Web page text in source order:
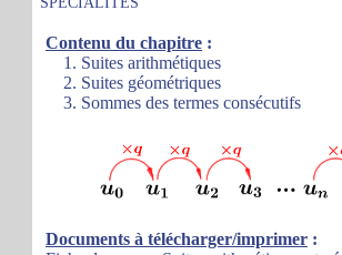
Contenu du chapitre :
1. Suites arithmétiques
2. Suites géométriques
3. Sommes des termes consécutifs
Documents à télécharger/imprimer :